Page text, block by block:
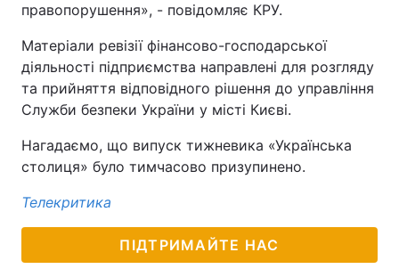
правопорушення», - повідомляє КРУ.
Матеріали ревізії фінансово-господарської
діяльності підприємства направлені для розгляду
та прийняття відповідного рішення до управління
Служби безпеки України у місті Києві.
Нагадаємо, що випуск тижневика «Українська
столиця» було тимчасово призупинено.
Телекритика
ПІДТРИМАЙТЕ НАС